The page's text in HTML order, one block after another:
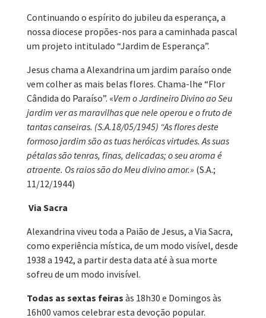
Continuando o espírito do jubileu da esperança, a
nossa diocese propões-nos para a caminhada pascal
um projeto intitulado “Jardim de Esperança”.
Jesus chama a Alexandrina um jardim paraíso onde
vem colher as mais belas flores. Chama-lhe “Flor
Cândida do Paraíso”. «Vem o Jardineiro Divino ao Seu
jardim ver as maravilhas que nele operou e o fruto de
tantas canseiras. (S.A.18/05/1945) “As flores deste
formoso jardim são as tuas heróicas virtudes. As suas
pétalas são tenras, finas, delicadas; o seu aroma é
atraente. Os raios são do Meu divino amor.» (S.A.;
11/12/1944)
Via Sacra
Alexandrina viveu toda a Paião de Jesus, a Via Sacra,
como experiência mística, de um modo visível, desde
1938 a 1942, a partir desta data até à sua morte
sofreu de um modo invisível.
Todas as sextas feiras às 18h30 e Domingos às
16h00 vamos celebrar esta devoção popular.